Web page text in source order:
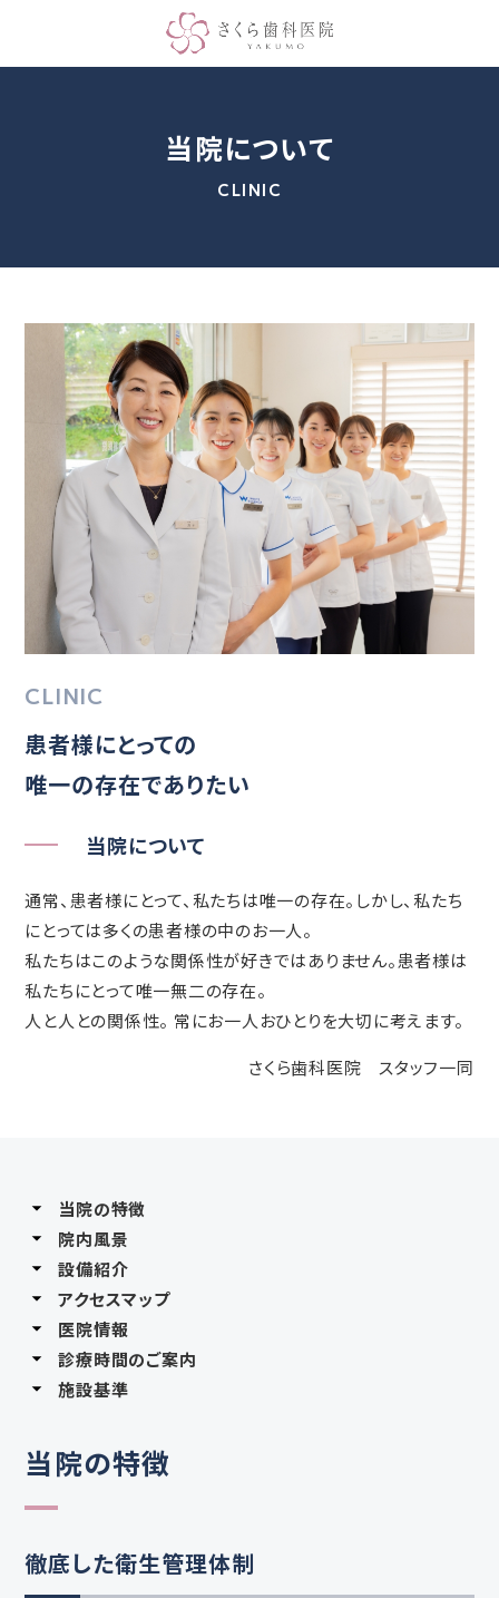
当院について
CLINIC
CLINIC
患者様にとっての
唯一の存在でありたい
当院について
通常、患者様にとって、私たちは唯一の存在。しかし、私たち
にとっては多くの患者様の中のお一人。
私たちはこのような関係性が好きではありません。患者様は
私たちにとって唯一無二の存在。
人と人との関係性。 常にお一人おひとりを大切に考えます。
さくら歯科医院 スタッフ一同
当院の特徴
院内風景
設備紹介
アクセスマップ
医院情報
診療時間のご案内
施設基準
当院の特徴
徹底した衛生管理体制